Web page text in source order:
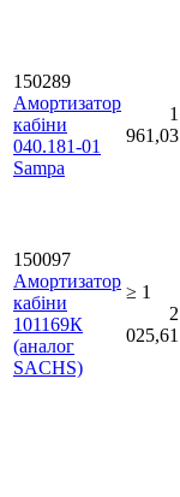
150289
Амортизатор
кабіни
040.181-01
Sampa
1
961,03
150097
Амортизатор
кабіни
101169К
(аналог
SACHS)
≥ 1
2
025,61